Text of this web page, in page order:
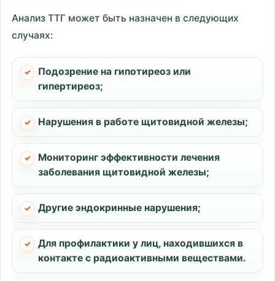
Анализ ТТГ может быть назначен в следующих
случаях:
Подозрение на гипотиреоз или
гипертиреоз;
Нарушения в работе щитовидной железы;
Мониторинг эффективности лечения
заболевания щитовидной железы;
Другие эндокринные нарушения;
Для профилактики у лиц, находившихся в
контакте с радиоактивными веществами.